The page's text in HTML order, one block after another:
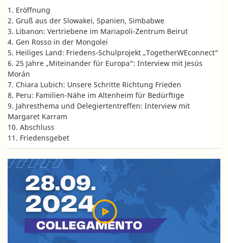
1. Eröffnung
2. Gruß aus der Slowakei, Spanien, Simbabwe
3. Libanon: Vertriebene im Mariapoli-Zentrum Beirut
4. Gen Rosso in der Mongolei
5. Heiliges Land: Friedens-Schulprojekt „TogetherWEconnect“
6. 25 Jahre „Miteinander für Europa“: Interview mit Jesús
Morán
7. Chiara Lubich: Unsere Schritte Richtung Frieden
8. Peru: Familien-Nähe im Altenheim für Bedürftige
9. Jahresthema und Delegiertentreffen: Interview mit
Margaret Karram
10. Abschluss
11. Friedensgebet